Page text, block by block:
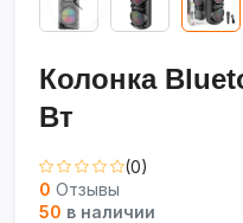
Колонка
Вт
(0)
0 Отзывы
50 в наличии